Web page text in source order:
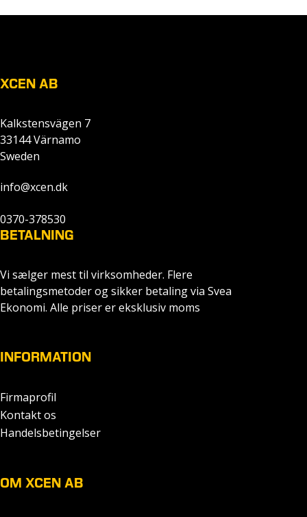
XCEN AB
Kalkstensvägen 7
33144 Värnamo
Sweden
info@xcen.dk
0370-378530
BETALNING
Vi sælger mest til virksomheder. Flere
betalingsmetoder og sikker betaling via Svea
Ekonomi. Alle priser er eksklusiv moms
INFORMATION
Firmaprofil
Kontakt os
Handelsbetingelser
OM XCEN AB